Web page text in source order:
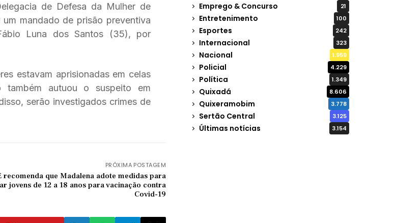
de Defesa da Mulher de
mandado de prisão preventiva
Luna dos Santos (35), por
estavam aprisionadas em celas
também autuou o suspeito em
serão investigados crimes de
PRÓXIMA POSTAGEM
recomenda que Madalena adote medidas para
jovens de 12 a 18 anos para vacinação contra
Covid-19
Emprego & Concurso 21
Entretenimento 100
Esportes 242
Internacional 323
Nacional 1.959
Policial 4.229
Política 1.349
Quixadá 8.606
Quixeramobim 3.778
Sertão Central 3.125
Últimas notícias 3.154